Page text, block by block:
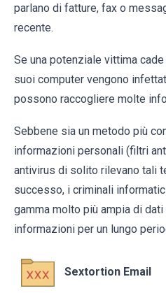
parlano di fatture, fax o
recente.
Se una potenziale vittima
suoi computer vengono
possono raccogliere molte
Sebbene sia un metodo più
informazioni personali (filtri
antivirus di solito rilevano tali
successo, i criminali
gamma molto più ampia di
informazioni per un lungo
Sextortion Email